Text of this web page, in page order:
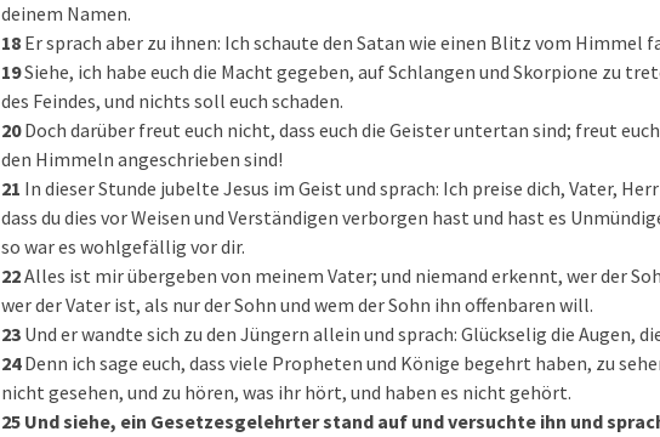
deinem Namen.
18 Er sprach aber zu ihnen: Ich schaute den Satan wie einen Blitz vom Himmel
19Siehe, ich habe euch die Macht gegeben, auf Schlangen und Skorpione zu
des Feindes, und nichts soll euch schaden.
20Doch darüber freut euch nicht, dass euch die Geister untertan sind; freut
den Himmeln angeschrieben sind!
21 In dieser Stunde jubelte Jesus im Geist und sprach: Ich preise dich, Vater,
dass du dies vor Weisen und Verständigen verborgen hast und hast es
so war es wohlgefällig vor dir.
22Alles ist mir übergeben von meinem Vater; und niemand erkennt, wer der
wer der Vater ist, als nur der Sohn und wem der Sohn ihn offenbaren will.
23 Und er wandte sich zu den Jüngern allein und sprach: Glückselig die Augen,
24Denn ich sage euch, dass viele Propheten und Könige begehrt haben, zu
nicht gesehen, und zu hören, was ihr hört, und haben es nicht gehört.
25 Und siehe, ein Gesetzesgelehrter stand auf und versuchte ihn und